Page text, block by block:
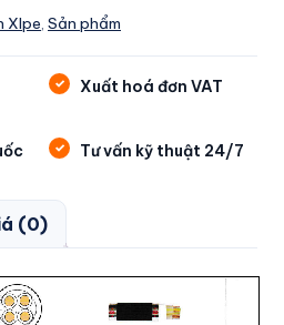
Xlpe Sản phẩm
Xuất hoá đơn VAT
Tư vấn kỹ thuật 24/7
(0)